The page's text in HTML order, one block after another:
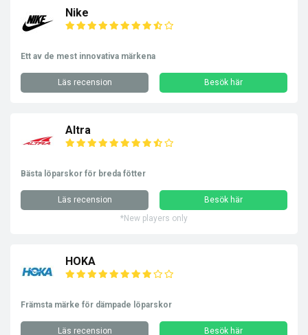
Nike
Ett av de mest innovativa märkena
Läs recension Besök här
Altra
Bästa löparskor för breda fötter
Läs recension
Besök här
*New players only
HOKA
Främsta märke för dämpade löparskor
Läs recension Besök här